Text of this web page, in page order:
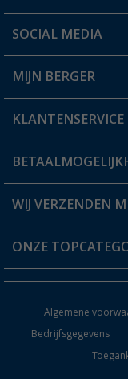
Een vraag?
Winkel vinden
SOCIAL MEDIA
MIJN BERGER
Mijn account
Status bestelling
Verlanglijstje
KLANTENSERVICE
FAQ & Contact
Verzendinformatie
Catalogus
WIJ VERZENDEN
ONZE
Campingmeubilair
Algemene
Bedrijfsgegevens